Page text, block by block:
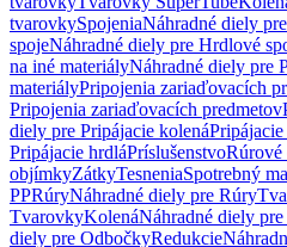
tvarovkySpojeniaNáhradné diely
spojeNáhradné diely pre Hrdlové
na iné materiályNáhradné diely pre
materiályPripojenia zariaďovacích
Pripojenia zariaďovacích predmetov
diely pre Pripájacie kolená
Pripájacie hrdláPríslušenstvo
objímkyZátkyTesneniaSpotrebný
PPRúryNáhradné diely pre Rúry
TvarovkyKolenáNáhradné diely
diely pre OdbočkyRedukcie